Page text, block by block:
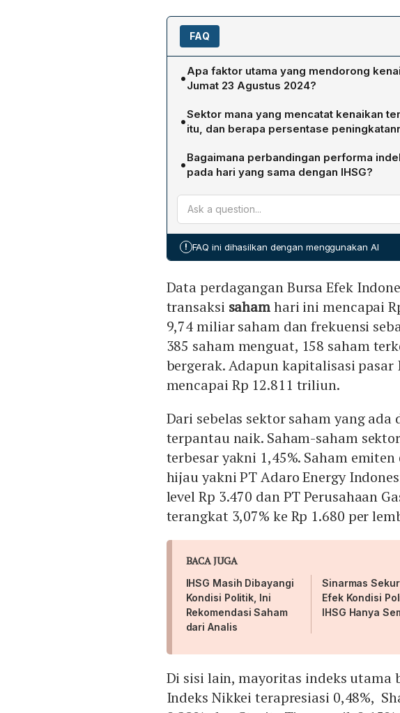
FAQ
•Apa faktor utama yang mendorong
Jumat 23 Agustus 2024?
Kenaikan IHSG sebesar 55,08 poin atau
persepsi pasar bahwa kondisi politik
membatalkan rencana pengesahan RUU
geopolitik menurun dan mengalirkan likuiditas
•Sektor mana yang mencatat kenaikan
itu, dan berapa persentase
Sektor energi menjadi sektor yang mencatat
pertumbuhan 1,45%, dipimpin oleh emiten
PGAS yang terangkat 3,07% ke Rp 1.680
terhadap komoditas energi serta ekspektasi
•Bagaimana perbandingan performa
pada hari yang sama dengan IHSG?
Mayoritas indeks utama Asia menguat,
Composite terangkat 0,28%, dan Straits
mengalami koreksi 0,41%; pergerakan ini
! FAQ ini dihasilkan dengan menggunakan AI
Data perdagangan Bursa Efek
transaksi sahamhari ini mencapai
9,74 miliar saham dan frekuensi
385 saham menguat, 158 saham
bergerak. Adapun kapitalisasi pasar
mencapai Rp 12.811 triliun.
Dari sebelas sektor saham yang ada
terpantau naik. Saham-saham
terbesar yakni 1,45%. Saham
hijau yakni PT Adaro Energy
level Rp 3.470 dan PT Perusahaan
terangkat 3,07% ke Rp 1.680 per
BACA JUGA
IHSG Masih Dibayangi
Kondisi Politik, Ini
Rekomendasi Saham
dari Analis
Sinarmas
Efek Kondisi
IHSG Hanya
Di sisi lain, mayoritas indeks utama
Indeks Nikkei terapresiasi 0,48%,